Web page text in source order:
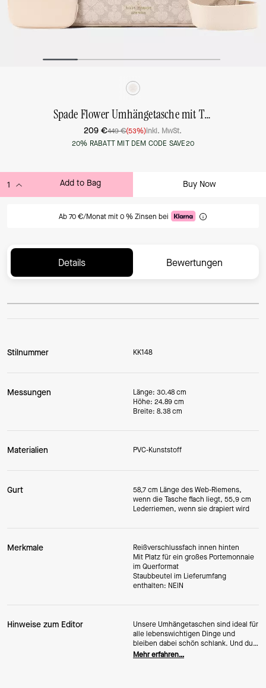
Spade Flower Umhängetasche mit Täschchen, groß
209 €449 €(53%)inkl. MwSt.
20% RABATT MIT DEM CODE SAVE20
Add to Bag Buy Now
Ab 70 €/Monat mit 0 % Zinsen bei
Details Bewertungen
Stilnummer KK148
Messungen
Länge: 30.48 cm
Höhe: 24.89 cm
Breite: 8.38 cm
Materialien PVC-Kunststoff
Gurt
58,7 cm Länge des Web-Riemens,
wenn die Tasche flach liegt, 55,9 cm
Lederriemen, wenn sie drapiert wird
Merkmale
Reißverschlussfach innen hinten
Mit Platz für ein großes Portemonnaie
im Querformat
Staubbeutel im Lieferumfang
enthalten: NEIN
Hinweise zum Editor
Unsere Umhängetaschen sind ideal für
alle lebenswichtigen Dinge und
bleiben dabei schön schlank. Und du
hast die Hände frei, sei es zum Texten
Mehr erfahren…